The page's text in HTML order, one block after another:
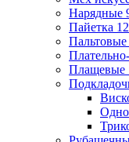
Нарядные
Пайетка 12
Пальтовые
Плащевые